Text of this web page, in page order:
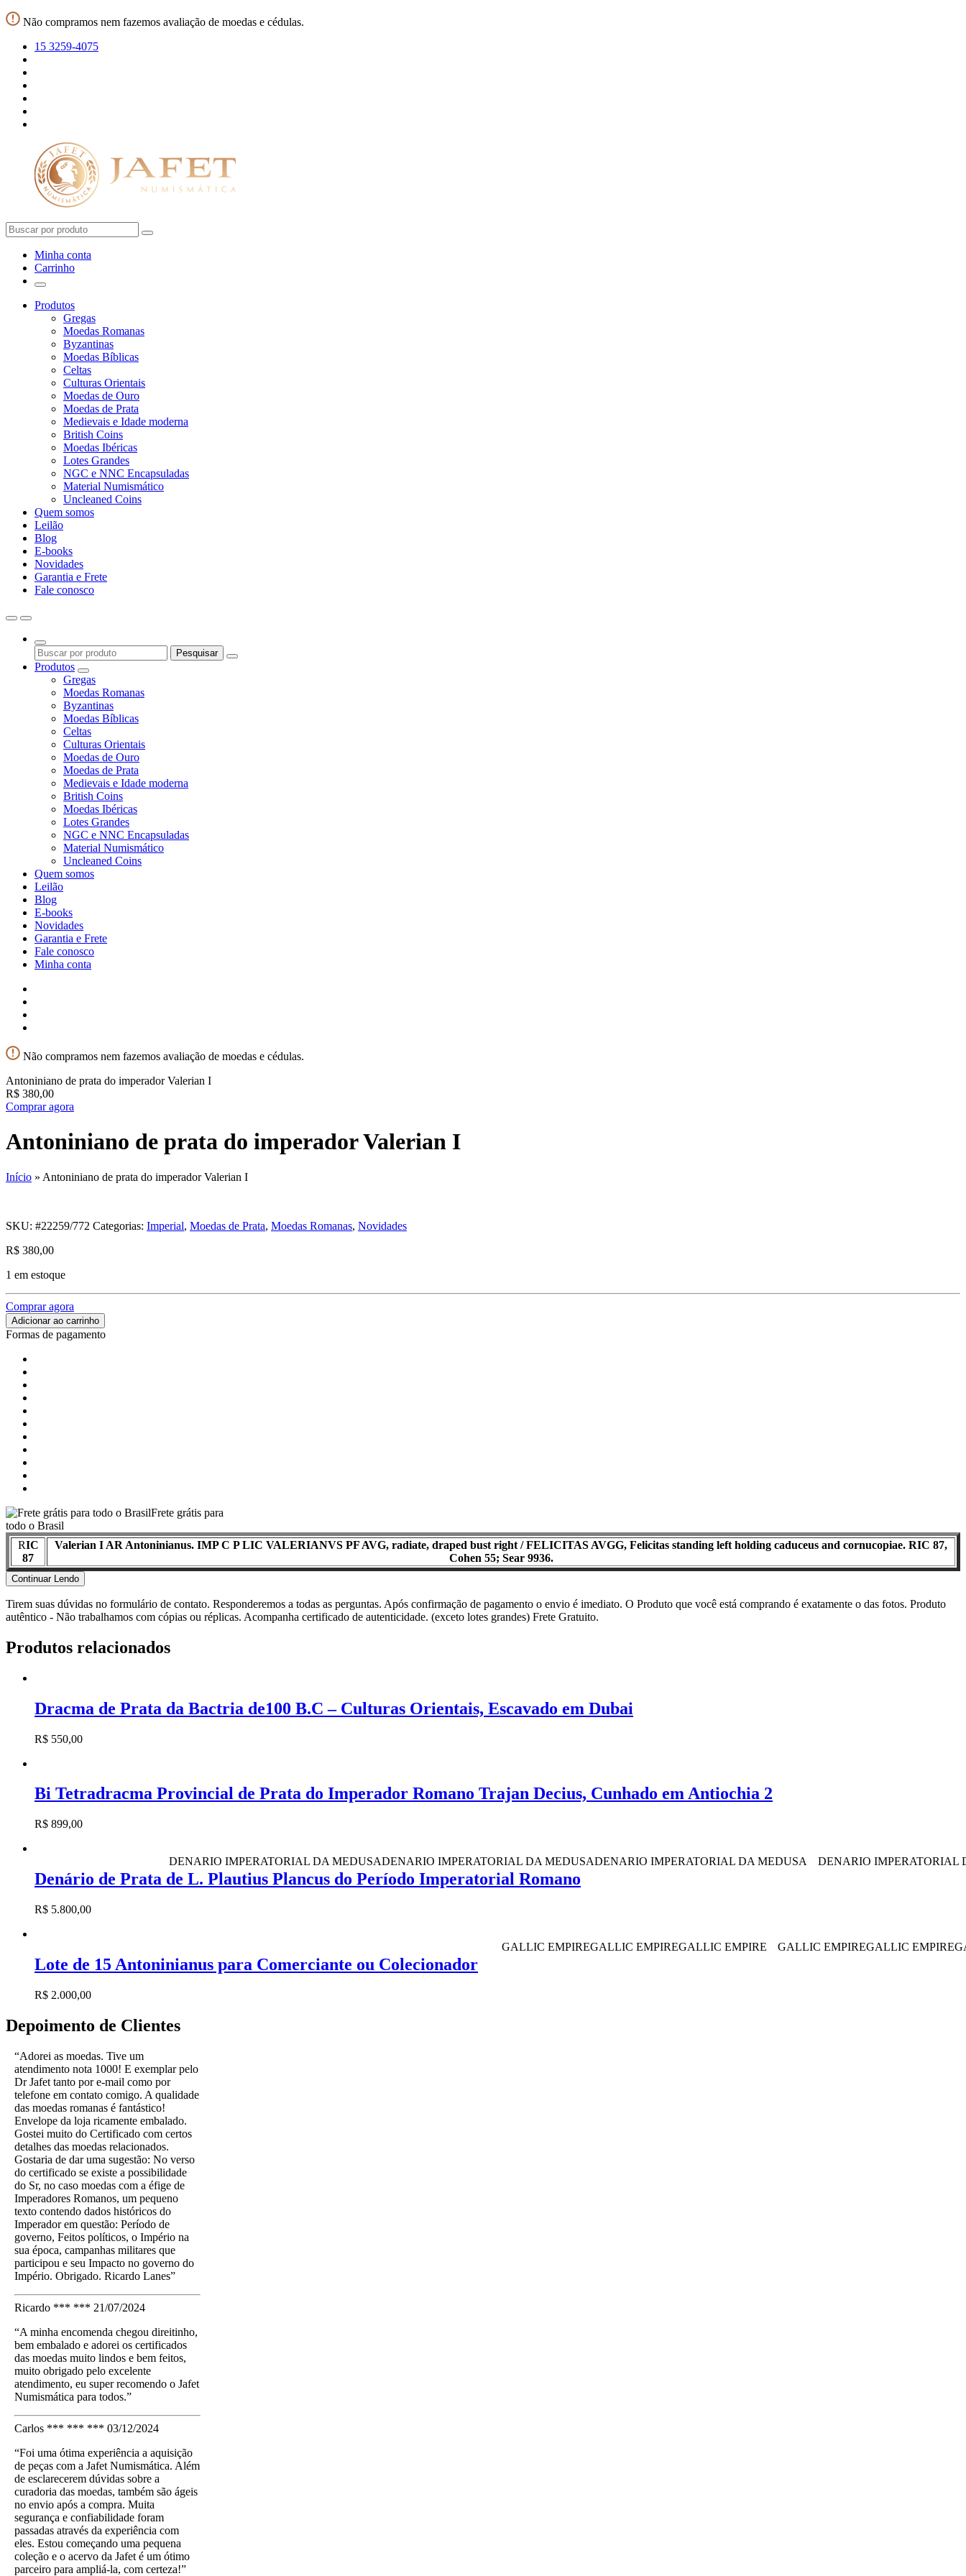
Não compramos nem fazemos avaliação de moedas e cédulas.
15 3259-4075
Minha conta
Carrinho
Produtos
Gregas
Moedas Romanas
Byzantinas
Moedas Bíblicas
Celtas
Culturas Orientais
Moedas de Ouro
Moedas de Prata
Medievais e Idade moderna
British Coins
Moedas Ibéricas
Lotes Grandes
NGC e NNC Encapsuladas
Material Numismático
Uncleaned Coins
Quem somos
Leilão
Blog
E-books
Novidades
Garantia e Frete
Fale conosco
Pesquisar
Produtos
Gregas
Moedas Romanas
Byzantinas
Moedas Bíblicas
Celtas
Culturas Orientais
Moedas de Ouro
Moedas de Prata
Medievais e Idade moderna
British Coins
Moedas Ibéricas
Lotes Grandes
NGC e NNC Encapsuladas
Material Numismático
Uncleaned Coins
Quem somos
Leilão
Blog
E-books
Novidades
Garantia e Frete
Fale conosco
Minha conta
Não compramos nem fazemos avaliação de moedas e cédulas.
Antoniniano de prata do imperador Valerian I
R$ 380,00
Comprar agora
Antoniniano de prata do imperador Valerian I
Início » Antoniniano de prata do imperador Valerian I
SKU: #22259/772 Categorias: Imperial, Moedas de Prata, Moedas Romanas, Novidades
R$ 380,00
1 em estoque
Comprar agora
Adicionar ao carrinho
Formas de pagamento
Frete grátis para
todo o Brasil
RIC
87
Valerian I AR Antoninianus. IMP C P LIC VALERIANVS PF AVG, radiate, draped bust right / FELICITAS AVGG, Felicitas standing left holding caduceus and cornucopiae. RIC 87,
Cohen 55; Sear 9936.
Continuar Lendo
Tirem suas dúvidas no formulário de contato. Responderemos a todas as perguntas. Após confirmação de pagamento o envio é imediato. O Produto que você está comprando é exatamente o das fotos. Produto
autêntico - Não trabalhamos com cópias ou réplicas. Acompanha certificado de autenticidade. (exceto lotes grandes) Frete Gratuito.
Produtos relacionados
Dracma de Prata da Bactria de100 B.C – Culturas Orientais, Escavado em Dubai
R$ 550,00
Bi Tetradracma Provincial de Prata do Imperador Romano Trajan Decius, Cunhado em Antiochia 2
R$ 899,00
DENARIO IMPERATORIAL DA MEDUSADENARIO IMPERATORIAL DA MEDUSADENARIO IMPERATORIAL DA MEDUSA DENARIO IMPERATORIAL DA MEDUSADENARIO
Denário de Prata de L. Plautius Plancus do Período Imperatorial Romano
R$ 5.800,00
GALLIC EMPIREGALLIC EMPIREGALLIC EMPIRE GALLIC EMPIREGALLIC EMPIREGALLIC
Lote de 15 Antoninianus para Comerciante ou Colecionador
R$ 2.000,00
Depoimento de Clientes
“Adorei as moedas. Tive um
atendimento nota 1000! E exemplar pelo
Dr Jafet tanto por e-mail como por
telefone em contato comigo. A qualidade
das moedas romanas é fantástico!
Envelope da loja ricamente embalado.
Gostei muito do Certificado com certos
detalhes das moedas relacionados.
Gostaria de dar uma sugestão: No verso
do certificado se existe a possibilidade
do Sr, no caso moedas com a éfige de
Imperadores Romanos, um pequeno
texto contendo dados históricos do
Imperador em questão: Período de
governo, Feitos políticos, o Império na
sua época, campanhas militares que
participou e seu Impacto no governo do
Império. Obrigado. Ricardo Lanes”
Ricardo *** *** 21/07/2024
“A minha encomenda chegou direitinho,
bem embalado e adorei os certificados
das moedas muito lindos e bem feitos,
muito obrigado pelo excelente
atendimento, eu super recomendo o Jafet
Numismática para todos.”
Carlos *** *** *** 03/12/2024
“Foi uma ótima experiência a aquisição
de peças com a Jafet Numismática. Além
de esclarecerem dúvidas sobre a
curadoria das moedas, também são ágeis
no envio após a compra. Muita
segurança e confiabilidade foram
passadas através da experiência com
eles. Estou começando uma pequena
coleção e o acervo da Jafet é um ótimo
parceiro para ampliá-la, com certeza!”